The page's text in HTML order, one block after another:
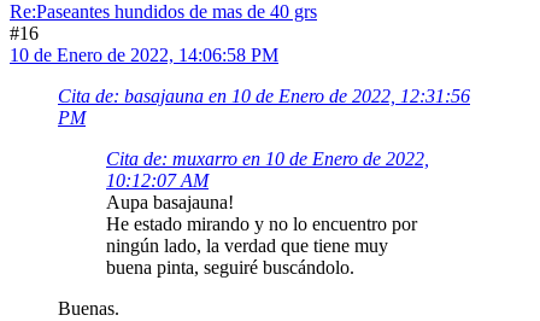
Re:Paseantes hundidos de mas de 40 grs
#16
10 de Enero de 2022, 14:06:58 PM
Cita de: basajauna en 10 de Enero de 2022, 12:31:56
PM
Cita de: muxarro en 10 de Enero de 2022,
10:12:07 AM
Aupa basajauna!
He estado mirando y no lo encuentro por
ningún lado, la verdad que tiene muy
buena pinta, seguiré buscándolo.
Buenas.